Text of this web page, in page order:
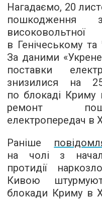
Нагадаємо, 20
пошкодження
високовольтної
в Генічеському
За даними
поставки
знизилися на
по блокаді Криму
ремонт
електропередач в
Раніше
на чолі з
протидії
Кивою
блокади Криму в